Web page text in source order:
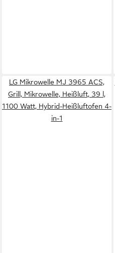
LG Mikrowelle MJ 3965 ACS,
Grill, Mikrowelle, Heißluft, 39 l,
1100 Watt, Hybrid-Heißluftofen 4-
in-1